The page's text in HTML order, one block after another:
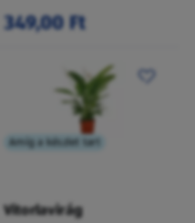
349,00 Ft
Amíg a készlet tart
Vitorlavirág